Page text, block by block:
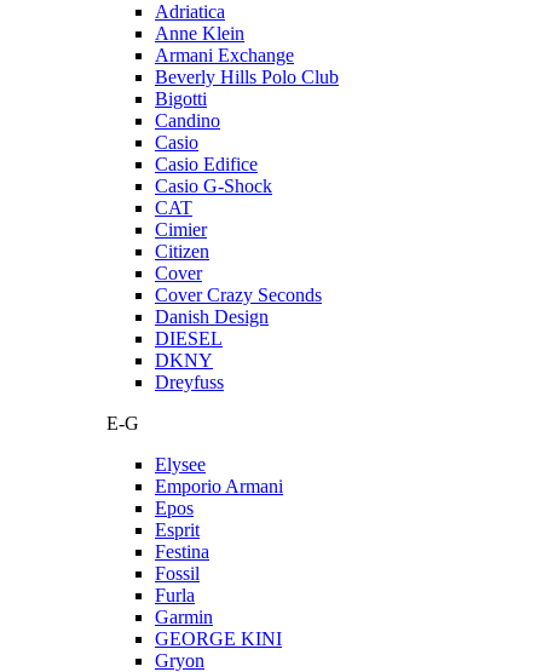
Adriatica
Anne Klein
Armani Exchange
Beverly Hills Polo Club
Bigotti
Candino
Casio
Casio Edifice
Casio G-Shock
CAT
Cimier
Citizen
Cover
Cover Crazy Seconds
Danish Design
DIESEL
DKNY
Dreyfuss
E-G
Elysee
Emporio Armani
Epos
Esprit
Festina
Fossil
Furla
Garmin
GEORGE KINI
Gryon